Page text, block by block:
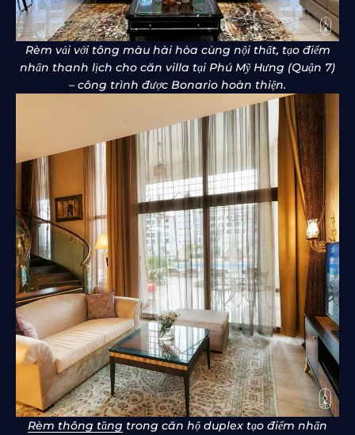
Rèm vải với tông màu hài hòa cùng nội thất, tạo điểm
nhấn thanh lịch cho căn villa tại Phú Mỹ Hưng (Quận 7)
– công trình được Bonario hoàn thiện.
Rèm thông tầng trong căn hộ duplex tạo điểm nhấn